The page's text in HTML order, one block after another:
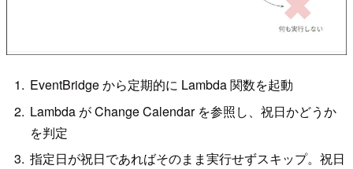
EventBridge から定期的に Lambda 関数を起動
Lambda が Change Calendar を参照し、祝日かどうか
を判定
指定日が祝日であればそのまま実行せずスキップ。祝日